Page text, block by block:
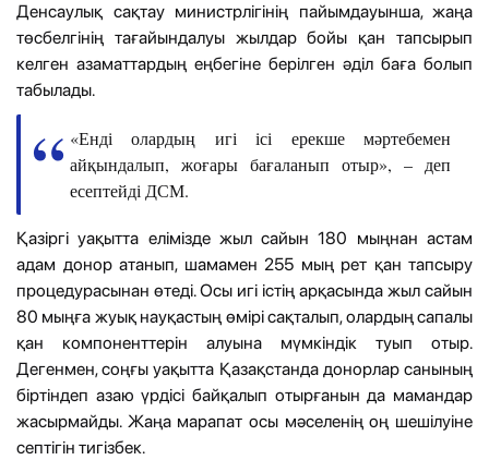
Денсаулық сақтау министрлігінің пайымдауынша, жаңа
төсбелгінің тағайындалуы жылдар бойы қан тапсырып
келген азаматтардың еңбегіне берілген әділ баға болып
табылады.
«Енді олардың игі ісі ерекше мәртебемен
айқындалып, жоғары бағаланып отыр», – деп
есептейді ДСМ.
Қазіргі уақытта елімізде жыл сайын 180 мыңнан астам
адам донор атанып, шамамен 255 мың рет қан тапсыру
процедурасынан өтеді. Осы игі істің арқасында жыл сайын
80 мыңға жуық науқастың өмірі сақталып, олардың сапалы
қан компоненттерін алуына мүмкіндік туып отыр.
Дегенмен, соңғы уақытта Қазақстанда донорлар санының
біртіндеп азаю үрдісі байқалып отырғанын да мамандар
жасырмайды. Жаңа марапат осы мәселенің оң шешілуіне
септігін тигізбек.